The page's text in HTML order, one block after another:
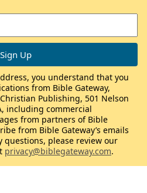
you understand that you
from Bible Gateway,
Publishing, 501 Nelson
including commercial
from partners of Bible
from Bible Gateway’s emails
questions, please review our
privacy@biblegateway.com.